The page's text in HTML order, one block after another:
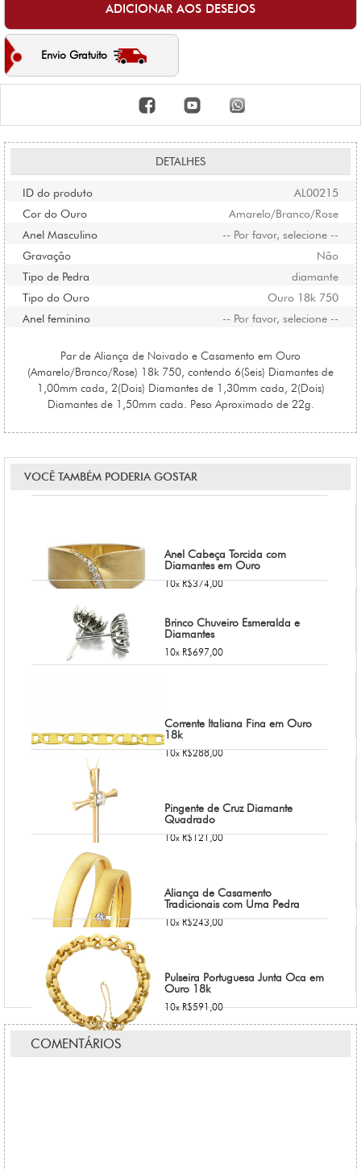
Envio Gratuito
DETALHES
ID do produto AL00215
Cor do Ouro Amarelo/Branco/Rose
Anel Masculino -- Por favor, selecione --
Gravação Não
Tipo de Pedra diamante
Tipo do Ouro Ouro 18k 750
Anel feminino -- Por favor, selecione --
Par de Aliança de Noivado e Casamento em Ouro
(Amarelo/Branco/Rose) 18k 750, contendo 6(Seis) Diamantes de
1,00mm cada, 2(Dois) Diamantes de 1,30mm cada, 2(Dois)
Diamantes de 1,50mm cada. Peso Aproximado de 22g.
VOCÊ TAMBÉM PODERIA GOSTAR
Anel Cabeça Torcida com
Diamantes em Ouro
10x R$374,00
Brinco Chuveiro Esmeralda e
Diamantes
10x R$697,00
Corrente Italiana Fina em Ouro
18k
10x R$288,00
Pingente de Cruz Diamante
Quadrado
10x R$121,00
Aliança de Casamento
Tradicionais com Uma Pedra
10x R$243,00
Pulseira Portuguesa Junta Oca em
Ouro 18k
10x R$591,00
COMENTÁRIOS